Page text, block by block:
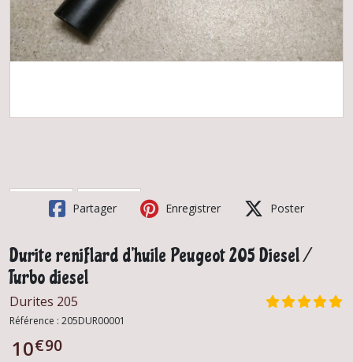
Partager Enregistrer Poster
Durite reniflard d'huile Peugeot 205 Diesel /
Turbo diesel
Durites 205
Référence : 205DUR00001
10€90